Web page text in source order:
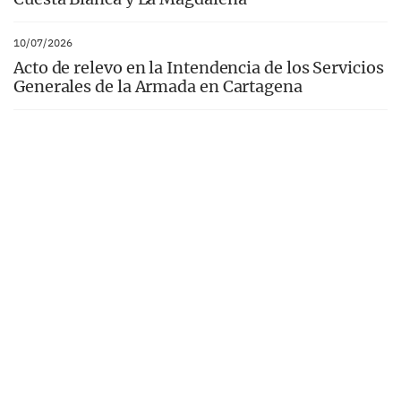
10/07/2026
Acto de relevo en la Intendencia de los Servicios
Generales de la Armada en Cartagena